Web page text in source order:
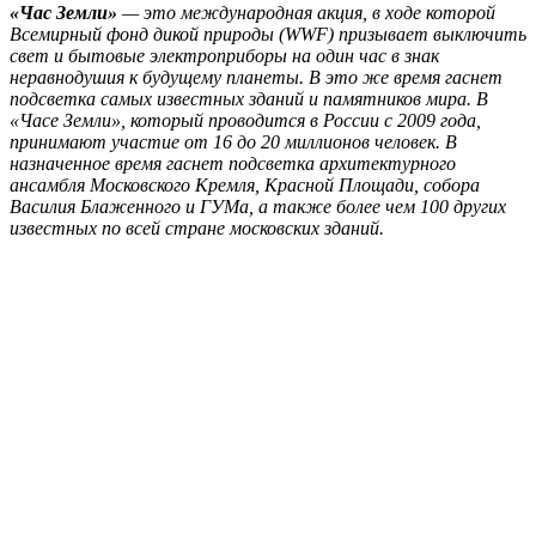
«Час Земли» — это международная акция, в ходе которой
Всемирный фонд дикой природы (WWF) призывает выключить
свет и бытовые электроприборы на один час в знак
неравнодушия к будущему планеты. В это же время гаснет
подсветка самых известных зданий и памятников мира. В
«Часе Земли», который проводится в России с 2009 года,
принимают участие от 16 до 20 миллионов человек. В
назначенное время гаснет подсветка архитектурного
ансамбля Московского Кремля, Красной Площади, собора
Василия Блаженного и ГУМа, а также более чем 100 других
известных по всей стране московских зданий.